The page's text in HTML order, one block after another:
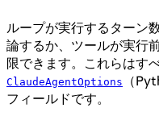
ループが実行するターン
論するか、ツールが実行
限できます。これらはす
ClaudeAgentOptions （
フィールドです。